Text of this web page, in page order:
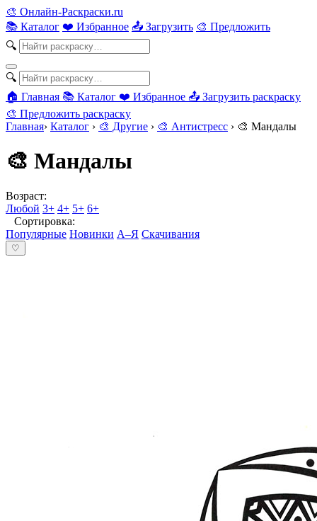
🎨 Онлайн-Раскраски.ru
📚 Каталог ❤️ Избранное 📤 Загрузить 🎨 Предложить
🔍
🔍
🏠 Главная 📚 Каталог ❤️ Избранное 📤 Загрузить раскраску
🎨 Предложить раскраску
Главная› Каталог › 🎨 Другие › 🎨 Антистресс › 🎨 Мандалы
🎨 Мандалы
Возраст:
Любой 3+ 4+ 5+ 6+
Сортировка:
Популярные Новинки А–Я Скачивания
♡